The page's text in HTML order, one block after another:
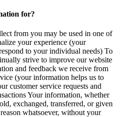
for?
from you may be used in one of
your experience (your
to your individual needs) To
strive to improve our website
and feedback we receive from
(your information helps us to
customer service requests and
Your information, whether
exchanged, transferred, or given
whatsoever, without your